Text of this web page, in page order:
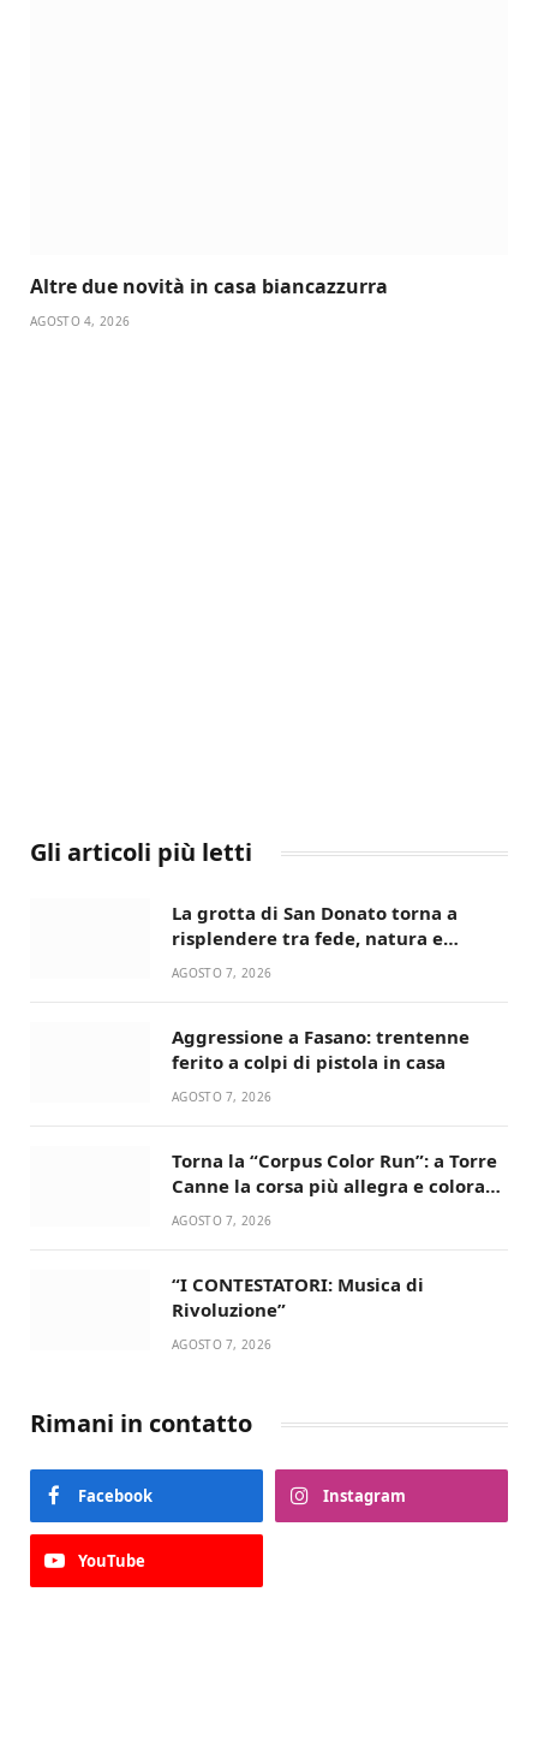
Altre due novità in casa biancazzurra
AGOSTO 4, 2026
Gli articoli più letti
La grotta di San Donato torna a
risplendere tra fede, natura e
devozione
AGOSTO 7, 2026
Aggressione a Fasano: trentenne
ferito a colpi di pistola in casa
AGOSTO 7, 2026
Torna la “Corpus Color Run”: a Torre
Canne la corsa più allegra e colorata
dell’estate!
AGOSTO 7, 2026
“I CONTESTATORI: Musica di
Rivoluzione”
AGOSTO 7, 2026
Rimani in contatto
Facebook Instagram
YouTube